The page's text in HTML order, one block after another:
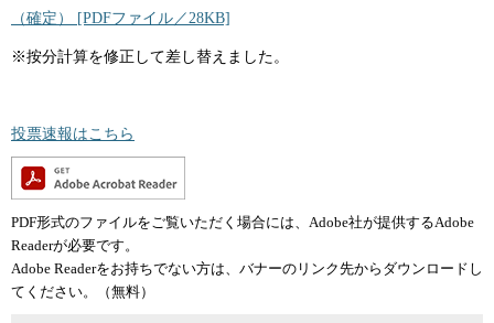
（確定） [PDFファイル／28KB]
※按分計算を修正して差し替えました。
投票速報はこちら
PDF形式のファイルをご覧いただく場合には、Adobe社が提供するAdobe
Readerが必要です。
Adobe Readerをお持ちでない方は、バナーのリンク先からダウンロードし
てください。（無料）